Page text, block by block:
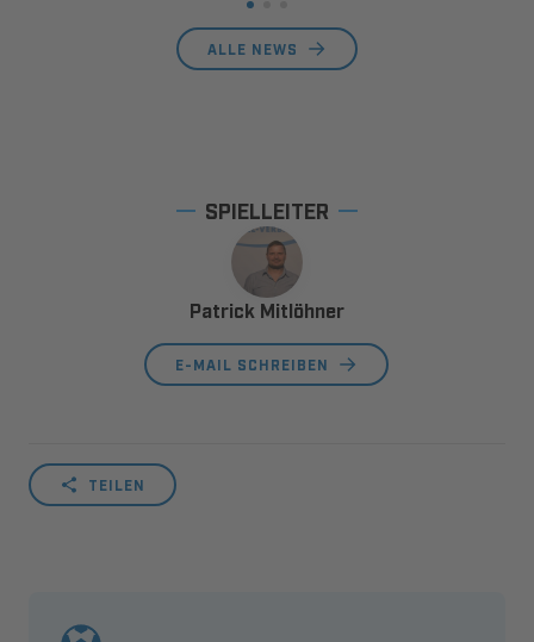
ALLE NEWS
SPIELLEITER
Patrick Mitlöhner
E-MAIL SCHREIBEN
TEILEN